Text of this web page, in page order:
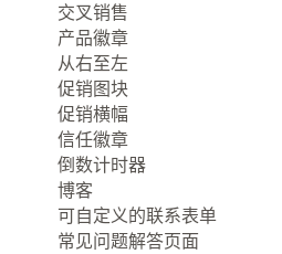
交叉销售
产品徽章
从右至左
促销图块
促销横幅
信任徽章
倒数计时器
博客
可自定义的联系表单
常见问题解答页面